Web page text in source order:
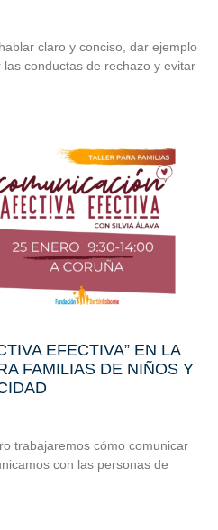
claro y conciso, dar ejemplo
conductas de rechazo y evitar
EFECTIVA” EN LA
FAMILIAS DE NIÑOS Y
trabajaremos cómo comunicar
con las personas de